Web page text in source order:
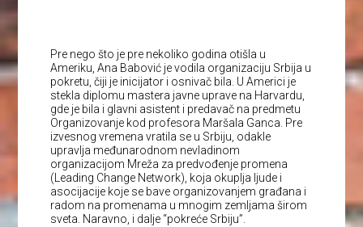
Pre nego što je pre nekoliko godina otišla u
Ameriku, Ana Babović je vodila organizaciju Srbija u
pokretu, čiji je inicijator i osnivač bila. U Americi je
stekla diplomu mastera javne uprave na Harvardu,
gde je bila i glavni asistent i predavač na predmetu
Organizovanje kod profesora Maršala Ganca. Pre
izvesnog vremena vratila se u Srbiju, odakle
upravlja međunarodnom nevladinom
organizacijom Mreža za predvođenje promena
(Leading Change Network), koja okuplja ljude i
asocijacije koje se bave organizovanjem građana i
radom na promenama u mnogim zemljama širom
sveta. Naravno, i dalje “pokreće Srbiju”.